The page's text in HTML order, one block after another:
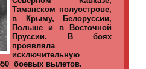
Таманском полуострове,
в Крыму, Белоруссии,
Польше и в Восточной
Пруссии. В боях
проявляла
исключительную
боевых вылетов.